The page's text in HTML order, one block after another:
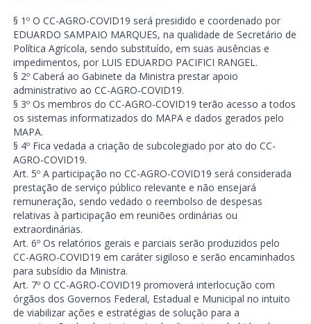
§ 1º O CC-AGRO-COVID19 será presidido e coordenado por
EDUARDO SAMPAIO MARQUES, na qualidade de Secretário de
Política Agrícola, sendo substituído, em suas ausências e
impedimentos, por LUIS EDUARDO PACIFICI RANGEL.
§ 2º Caberá ao Gabinete da Ministra prestar apoio
administrativo ao CC-AGRO-COVID19.
§ 3º Os membros do CC-AGRO-COVID19 terão acesso a todos
os sistemas informatizados do MAPA e dados gerados pelo
MAPA.
§ 4º Fica vedada a criação de subcolegiado por ato do CC-
AGRO-COVID19.
Art. 5º A participação no CC-AGRO-COVID19 será considerada
prestação de serviço público relevante e não ensejará
remuneração, sendo vedado o reembolso de despesas
relativas à participação em reuniões ordinárias ou
extraordinárias.
Art. 6º Os relatórios gerais e parciais serão produzidos pelo
CC-AGRO-COVID19 em caráter sigiloso e serão encaminhados
para subsídio da Ministra.
Art. 7º O CC-AGRO-COVID19 promoverá interlocução com
órgãos dos Governos Federal, Estadual e Municipal no intuito
de viabilizar ações e estratégias de solução para a